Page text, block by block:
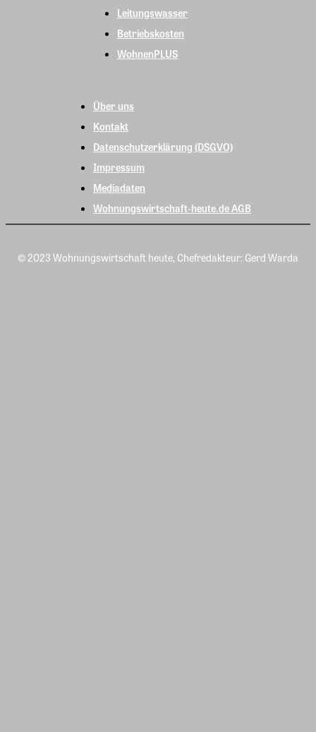
Leitungswasser
Betriebskosten
WohnenPLUS
Über uns
Kontakt
Datenschutzerklärung (DSGVO)
Impressum
Mediadaten
Wohnungswirtschaft-heute.de AGB
© 2023 Wohnungswirtschaft heute, Chefredakteur: Gerd Warda